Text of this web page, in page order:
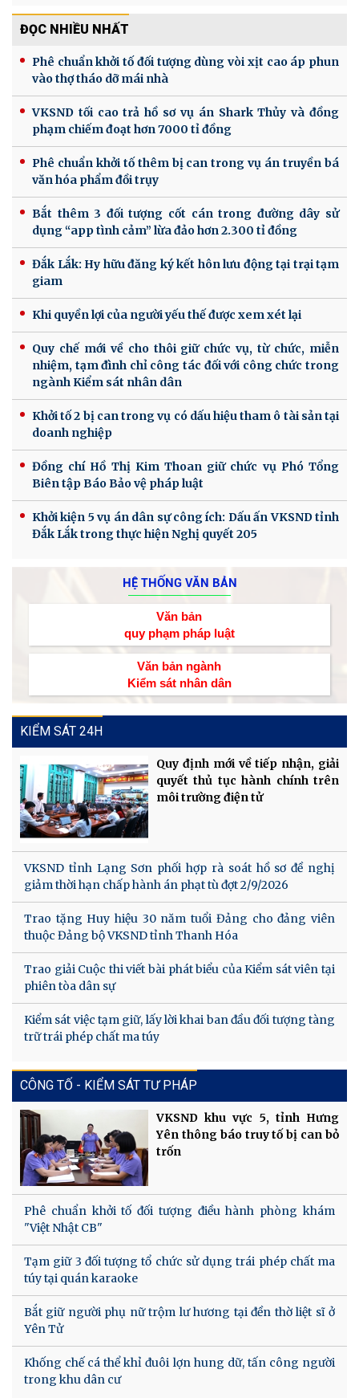
ĐỌC NHIỀU NHẤT
Phê chuẩn khởi tố đối tượng dùng vòi xịt cao áp phun
vào thợ tháo dỡ mái nhà
VKSND tối cao trả hồ sơ vụ án Shark Thủy và đồng
phạm chiếm đoạt hơn 7000 tỉ đồng
Phê chuẩn khởi tố thêm bị can trong vụ án truyền bá
văn hóa phẩm đồi trụy
Bắt thêm 3 đối tượng cốt cán trong đường dây sử
dụng “app tình cảm” lừa đảo hơn 2.300 tỉ đồng
Đắk Lắk: Hy hữu đăng ký kết hôn lưu động tại trại tạm
giam
Khi quyền lợi của người yếu thế được xem xét lại
Quy chế mới về cho thôi giữ chức vụ, từ chức, miễn
nhiệm, tạm đình chỉ công tác đối với công chức trong
ngành Kiểm sát nhân dân
Khởi tố 2 bị can trong vụ có dấu hiệu tham ô tài sản tại
doanh nghiệp
Đồng chí Hồ Thị Kim Thoan giữ chức vụ Phó Tổng
Biên tập Báo Bảo vệ pháp luật
Khởi kiện 5 vụ án dân sự công ích: Dấu ấn VKSND tỉnh
Đắk Lắk trong thực hiện Nghị quyết 205
HỆ THỐNG VĂN BẢN
Văn bản
quy phạm pháp luật
Văn bản ngành
Kiểm sát nhân dân
KIỂM SÁT 24H
Quy định mới về tiếp nhận, giải
quyết thủ tục hành chính trên
môi trường điện tử
VKSND tỉnh Lạng Sơn phối hợp rà soát hồ sơ đề nghị
giảm thời hạn chấp hành án phạt tù đợt 2/9/2026
Trao tặng Huy hiệu 30 năm tuổi Đảng cho đảng viên
thuộc Đảng bộ VKSND tỉnh Thanh Hóa
Trao giải Cuộc thi viết bài phát biểu của Kiểm sát viên tại
phiên tòa dân sự
Kiểm sát việc tạm giữ, lấy lời khai ban đầu đối tượng tàng
trữ trái phép chất ma túy
CÔNG TỐ - KIỂM SÁT TƯ PHÁP
VKSND khu vực 5, tỉnh Hưng
Yên thông báo truy tố bị can bỏ
trốn
Phê chuẩn khởi tố đối tượng điều hành phòng khám
"Việt Nhật CB"
Tạm giữ 3 đối tượng tổ chức sử dụng trái phép chất ma
túy tại quán karaoke
Bắt giữ người phụ nữ trộm lư hương tại đền thờ liệt sĩ ở
Yên Tử
Khống chế cá thể khỉ đuôi lợn hung dữ, tấn công người
trong khu dân cư